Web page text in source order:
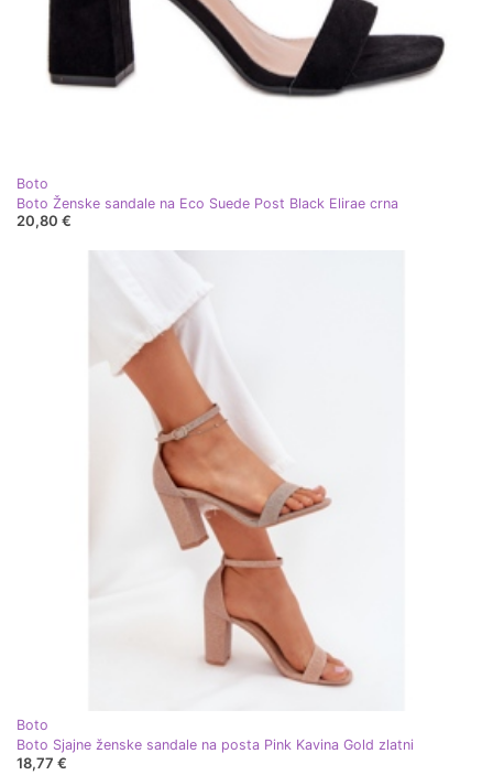
Boto
Boto Ženske sandale na Eco Suede Post Black Elirae crna
20,80 €
Boto
Boto Sjajne ženske sandale na posta Pink Kavina Gold zlatni
18,77 €